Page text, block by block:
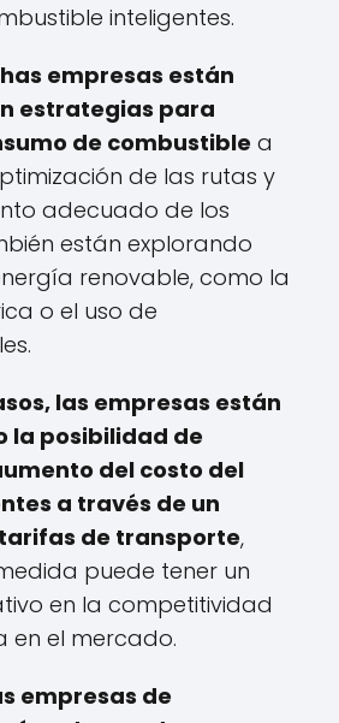
inteligentes.
empresas están
estrategias para
de combustible a
de las rutas y
adecuado de los
están explorando
renovable, como la
o el uso de
las empresas están
la posibilidad de
del costo del
a través de un
de transporte,
puede tener un
en la competitividad
en el mercado.
empresas de